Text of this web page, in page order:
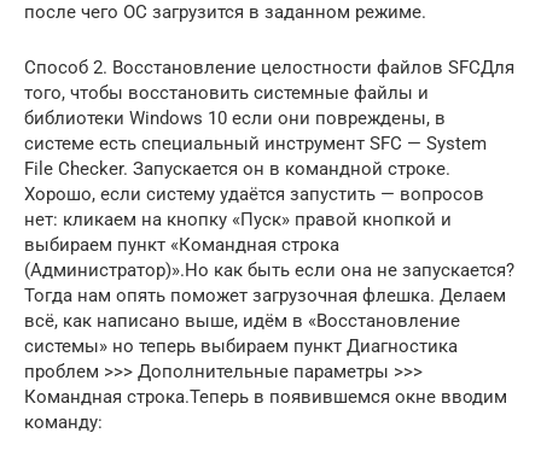
после чего ОС загрузится в заданном режиме.
Способ 2. Восстановление целостности файлов SFCДля
того, чтобы восстановить системные файлы и
библиотеки Windows 10 если они повреждены, в
системе есть специальный инструмент SFC — System
File Checker. Запускается он в командной строке.
Хорошо, если систему удаётся запустить — вопросов
нет: кликаем на кнопку «Пуск» правой кнопкой и
выбираем пункт «Командная строка
(Администратор)».Но как быть если она не запускается?
Тогда нам опять поможет загрузочная флешка. Делаем
всё, как написано выше, идём в «Восстановление
системы» но теперь выбираем пункт Диагностика
проблем >>> Дополнительные параметры >>>
Командная строка.Теперь в появившемся окне вводим
команду: